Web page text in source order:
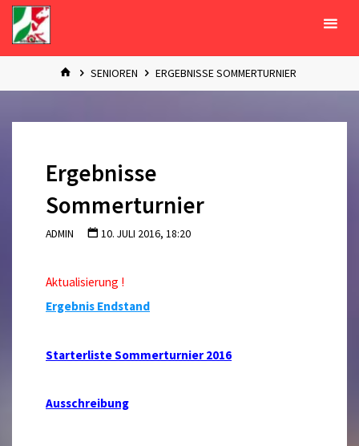
Zum
Inhalt
springen
STARTSENIOREN ERGEBNISSE SOMMERTURNIER
Ergebnisse
Sommerturnier
ADMIN 10. JULI 2016, 18:20
Aktualisierung !
Ergebnis Endstand
Starterliste Sommerturnier 2016
Ausschreibung